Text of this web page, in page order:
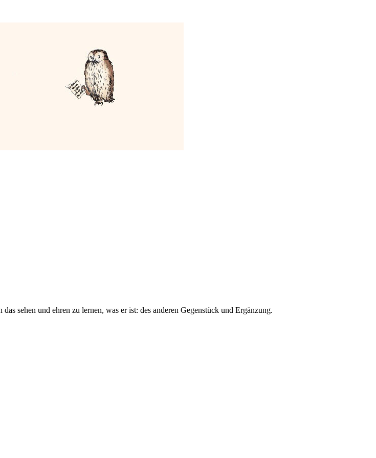
sehen und ehren zu lernen, was er ist: des anderen Gegenstück und Ergänzung.